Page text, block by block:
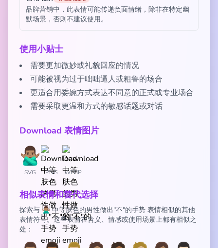
品牌营销中，此表情可能传递负面情绪，除非在特定幽
默场景，否则不建议使用。
使用小贴士
需要更加微妙或礼貌回应的情况
可能被视为过于咄咄逼人或粗鲁的场合
更适合用委婉方式表达不同意的正式或专业场合
需要采取更温和方式的敏感话题或对话
Download 表情图片
SVG PNG WEBP
相似表情和替代选择
探索与 🙅🏽‍♂️ 中等肤色的男性做出"不"的手势 表情相似的其他
表情符号。这些表情在含义、情感或使用场景上都有相似之
处：